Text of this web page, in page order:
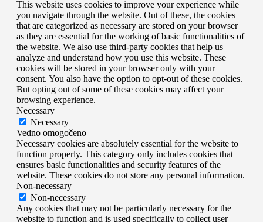
This website uses cookies to improve your experience while
you navigate through the website. Out of these, the cookies
that are categorized as necessary are stored on your browser
as they are essential for the working of basic functionalities of
the website. We also use third-party cookies that help us
analyze and understand how you use this website. These
cookies will be stored in your browser only with your
consent. You also have the option to opt-out of these cookies.
But opting out of some of these cookies may affect your
browsing experience.
Necessary
Necessary
Vedno omogočeno
Necessary cookies are absolutely essential for the website to
function properly. This category only includes cookies that
ensures basic functionalities and security features of the
website. These cookies do not store any personal information.
Non-necessary
Non-necessary
Any cookies that may not be particularly necessary for the
website to function and is used specifically to collect user